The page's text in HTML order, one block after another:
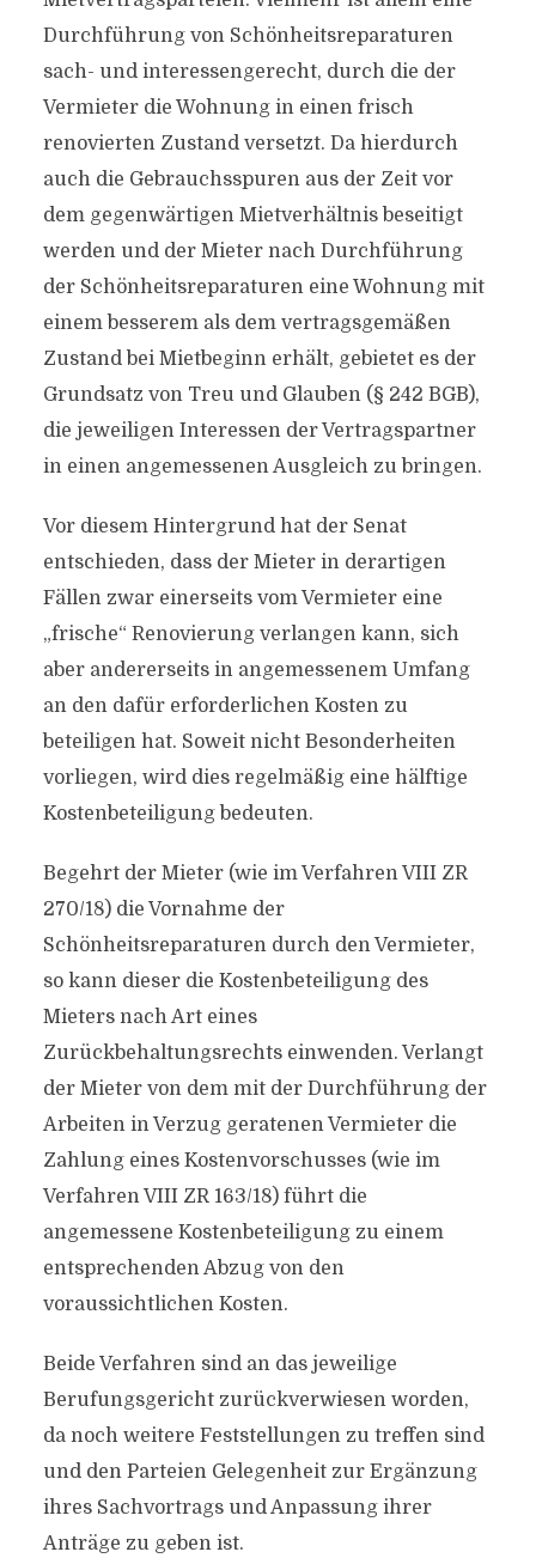
Durchführung von Schönheitsreparaturen
sach- und interessengerecht, durch die der
Vermieter die Wohnung in einen frisch
renovierten Zustand versetzt. Da hierdurch
auch die Gebrauchsspuren aus der Zeit vor
dem gegenwärtigen Mietverhältnis beseitigt
werden und der Mieter nach Durchführung
der Schönheitsreparaturen eine Wohnung mit
einem besserem als dem vertragsgemäßen
Zustand bei Mietbeginn erhält, gebietet es der
Grundsatz von Treu und Glauben (§ 242 BGB),
die jeweiligen Interessen der Vertragspartner
in einen angemessenen Ausgleich zu bringen.
Vor diesem Hintergrund hat der Senat
entschieden, dass der Mieter in derartigen
Fällen zwar einerseits vom Vermieter eine
„frische“ Renovierung verlangen kann, sich
aber andererseits in angemessenem Umfang
an den dafür erforderlichen Kosten zu
beteiligen hat. Soweit nicht Besonderheiten
vorliegen, wird dies regelmäßig eine hälftige
Kostenbeteiligung bedeuten.
Begehrt der Mieter (wie im Verfahren VIII ZR
270/18) die Vornahme der
Schönheitsreparaturen durch den Vermieter,
so kann dieser die Kostenbeteiligung des
Mieters nach Art eines
Zurückbehaltungsrechts einwenden. Verlangt
der Mieter von dem mit der Durchführung der
Arbeiten in Verzug geratenen Vermieter die
Zahlung eines Kostenvorschusses (wie im
Verfahren VIII ZR 163/18) führt die
angemessene Kostenbeteiligung zu einem
entsprechenden Abzug von den
voraussichtlichen Kosten.
Beide Verfahren sind an das jeweilige
Berufungsgericht zurückverwiesen worden,
da noch weitere Feststellungen zu treffen sind
und den Parteien Gelegenheit zur Ergänzung
ihres Sachvortrags und Anpassung ihrer
Anträge zu geben ist.